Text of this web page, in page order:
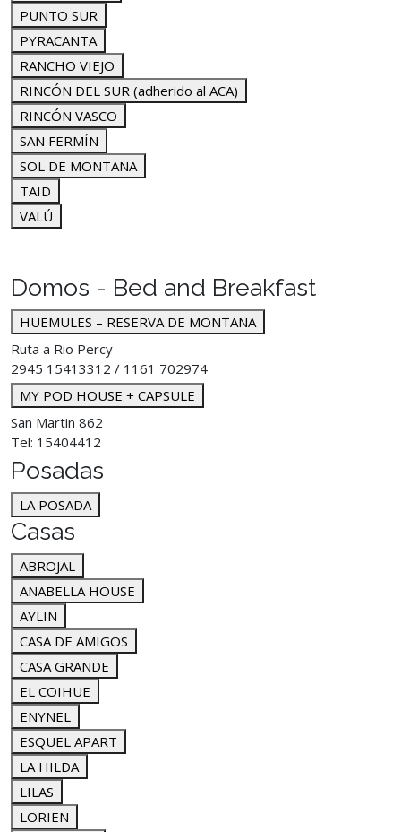
PUNTO SUR
PYRACANTA
RANCHO VIEJO
RINCÓN DEL SUR (adherido al ACA)
RINCÓN VASCO
SAN FERMÍN
SOL DE MONTAÑA
TAID
VALÚ
Domos - Bed and Breakfast
HUEMULES – RESERVA DE MONTAÑA
Ruta a Rio Percy
2945 15413312 / 1161 702974
MY POD HOUSE + CAPSULE
San Martin 862
Tel: 15404412
Posadas
LA POSADA
Casas
ABROJAL
ANABELLA HOUSE
AYLIN
CASA DE AMIGOS
CASA GRANDE
EL COIHUE
ENYNEL
ESQUEL APART
LA HILDA
LILAS
LORIEN